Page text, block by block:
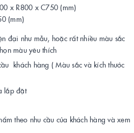
x R800 x C750 (mm)
(mm)
đại như mẫu, hoặc rất nhiều màu sắc
màu yêu thích
khách hàng ( Màu sắc và kích thước
lắp đặt
theo nhu cầu của khách hàng và xem